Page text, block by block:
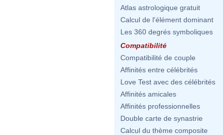
Atlas astrologique gratuit
Calcul de l'élément dominant
Les 360 degrés symboliques
Compatibilité
Compatibilité de couple
Affinités entre célébrités
Love Test avec des célébrités
Affinités amicales
Affinités professionnelles
Double carte de synastrie
Calcul du thème composite